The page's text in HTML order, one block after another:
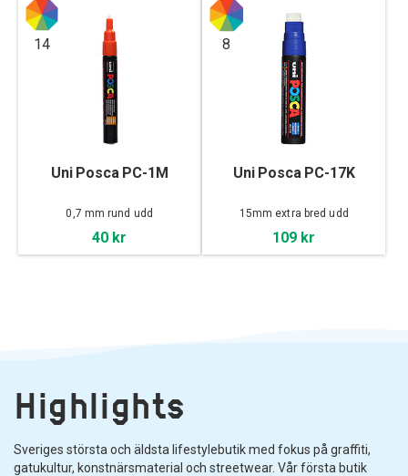
14
Uni Posca PC-1M
0,7 mm rund udd
40 kr
8
Uni Posca PC-17K
15mm extra bred udd
109 kr
Highlights
Sveriges största och äldsta lifestylebutik med fokus på graffiti,
gatukultur, konstnärsmaterial och streetwear. Vår första butik